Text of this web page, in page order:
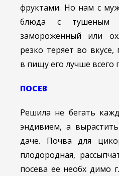
фруктами. Но нам с
блюда с тушеным
замороженный или
резко теряет во вкусе,
в пищу его лучше всего
ПОСЕВ
Решила не бегать
эндивием, а
даче. Почва для
плодородная,
посева ее необх димо